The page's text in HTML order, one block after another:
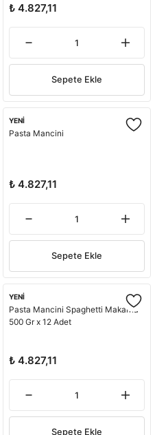
₺ 4.827,11
Sepete Ekle
YENİ
Pasta Mancini
₺ 4.827,11
Sepete Ekle
YENİ
Pasta Mancini Spaghetti Makarna
500 Gr x 12 Adet
₺ 4.827,11
Sepete Ekle